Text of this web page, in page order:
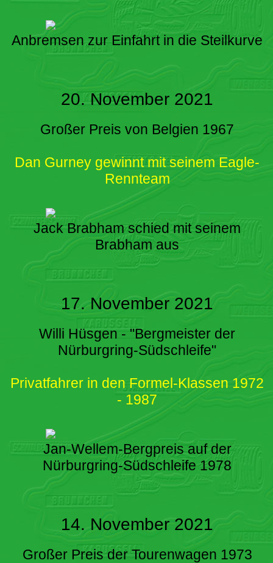
Anbremsen zur Einfahrt in die Steilkurve
20. November 2021
Großer Preis von Belgien 1967
Dan Gurney gewinnt mit seinem Eagle-
Rennteam
Jack Brabham schied mit seinem
Brabham aus
17. November 2021
Willi Hüsgen - "Bergmeister der
Nürburgring-Südschleife"
Privatfahrer in den Formel-Klassen 1972
- 1987
Jan-Wellem-Bergpreis auf der
Nürburgring-Südschleife 1978
14. November 2021
Großer Preis der Tourenwagen 1973